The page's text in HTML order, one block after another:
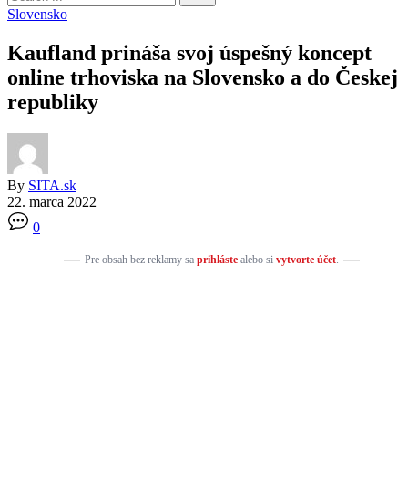
Search
Slovensko
Kaufland prináša svoj úspešný koncept
online trhoviska na Slovensko a do Českej
republiky
By SITA.sk
22. marca 2022
0
Pre obsah bez reklamy sa prihlástealebo si vytvorte účet.